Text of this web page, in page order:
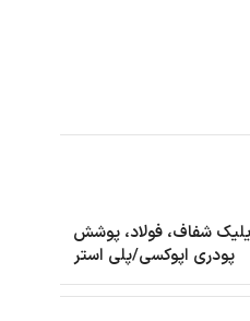
شفاف، فولاد، پوشش
پودری اپوکسی/پلی استر